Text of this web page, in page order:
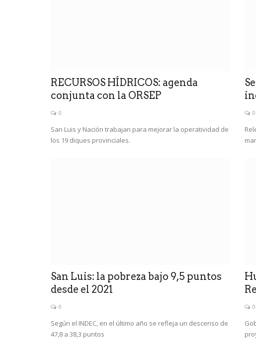
RECURSOS HÍDRICOS: agenda
conjunta con la ORSEP
0
San Luis y Nación trabajan para mejorar la operatividad de
los 19 diques provinciales.
0
San Luis: la pobreza bajo 9,5 puntos
desde el 2021
0
Según el INDEC, en el último año se refleja un descenso de
47,8 a 38,3 puntos
0